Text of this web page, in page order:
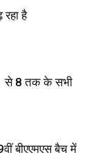
रहा है
से 8 तक के सभी
बीएएमएस बैच में